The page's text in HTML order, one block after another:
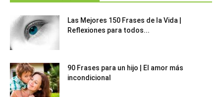
Las Mejores 150 Frases de la Vida |
Reflexiones para todos...
90 Frases para un hijo | El amor más
incondicional